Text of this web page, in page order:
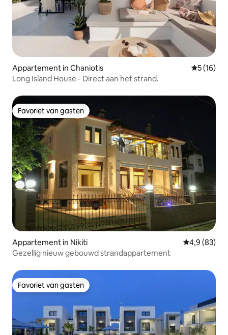
Appartement in Chaniotis
5 (16)
Long Island House - Direct aan het strand.
Favoriet van gasten
Favoriet van gasten
Appartement in Nikiti Gemiddelde
4,9 (83)
Gezellig nieuw gebouwd strandappartement
Favoriet van gasten
Favoriet van gasten